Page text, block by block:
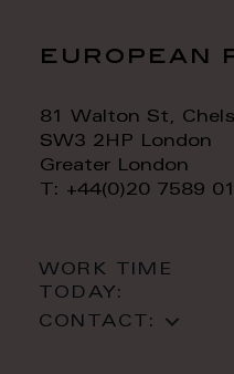
european
81 Walton St,
SW3 2HP London
Greater London
T: +44(0)20 7589
WORK TIME
TODAY:
CONTACT: